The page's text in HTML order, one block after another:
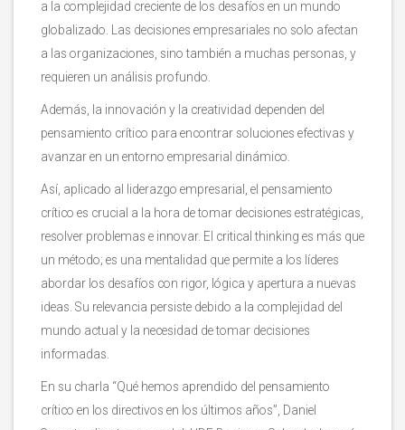
a la complejidad creciente de los desafíos en un mundo
globalizado. Las decisiones empresariales no solo afectan
a las organizaciones, sino también a muchas personas, y
requieren un análisis profundo.
Además, la innovación y la creatividad dependen del
pensamiento crítico para encontrar soluciones efectivas y
avanzar en un entorno empresarial dinámico.
Así, aplicado al liderazgo empresarial, el pensamiento
crítico es crucial a la hora de tomar decisiones estratégicas,
resolver problemas e innovar. El critical thinking es más que
un método; es una mentalidad que permite a los líderes
abordar los desafíos con rigor, lógica y apertura a nuevas
ideas. Su relevancia persiste debido a la complejidad del
mundo actual y la necesidad de tomar decisiones
informadas.
En su charla “Qué hemos aprendido del pensamiento
crítico en los directivos en los últimos años”, Daniel